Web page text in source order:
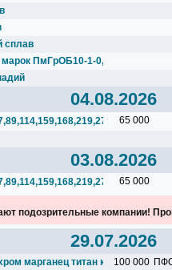
сплав
ПмГрОБ10-1-0,1; ПмГрН10-
04.08.2026
65 000
03.08.2026
65 000
подозрительные компании!
29.07.2026
марганец титан кремний чугун
100 000